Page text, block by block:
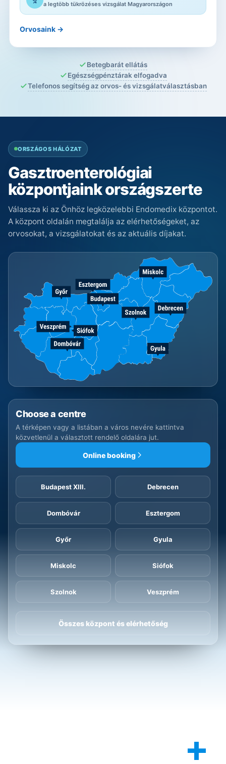
a legtöbb tükrözéses vizsgálat Magyarországon
Orvosaink →
Betegbarát ellátás
Egészségpénztárak elfogadva
Telefonos segítség az orvos- és vizsgálatválasztásban
ORSZÁGOS HÁLÓZAT
Gasztroenterológiai
központjaink országszerte
Válassza ki az Önhöz legközelebbi Endomedix központot.
A központ oldalán megtalálja az elérhetőségeket, az
orvosokat, a vizsgálatokat és az aktuális díjakat.
Choose a centre
A térképen vagy a listában a város nevére kattintva
közvetlenül a választott rendelő oldalára jut.
Online booking
Budapest XIII. Debrecen
Dombóvár Esztergom
Győr Gyula
Miskolc Siófok
Szolnok Veszprém
Összes központ és elérhetőség
+